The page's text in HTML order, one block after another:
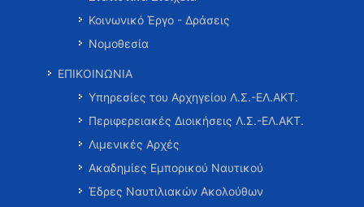
Κοινωνικό Έργο - Δράσεις
Νομοθεσία
ΕΠΙΚΟΙΝΩΝΙΑ
Υπηρεσίες του Αρχηγείου Λ.Σ.-ΕΛ.ΑΚΤ.
Περιφερειακές Διοικήσεις Λ.Σ.-ΕΛ.ΑΚΤ.
Λιμενικές Αρχές
Ακαδημίες Εμπορικού Ναυτικού
Έδρες Ναυτιλιακών Ακολούθων